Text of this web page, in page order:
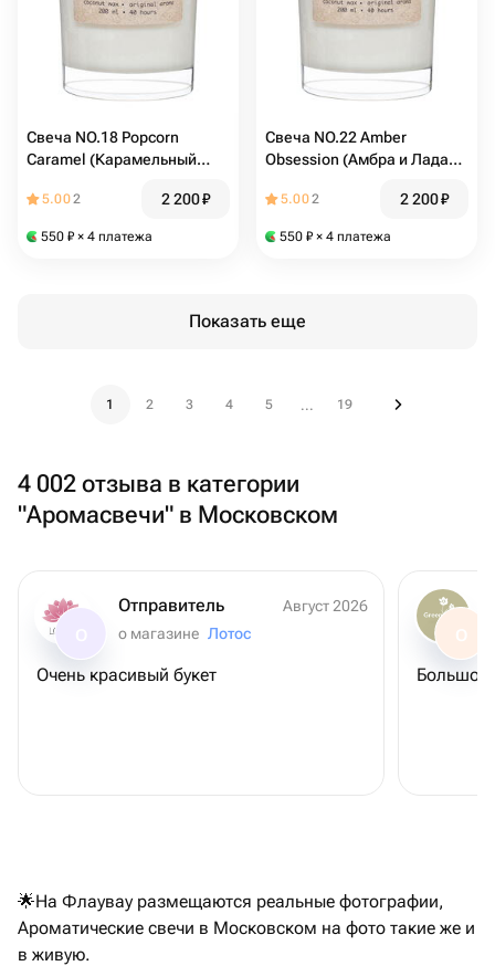
Свеча NO.18 Popcorn
Caramel (Карамельный
LAB ароматическая 200 мл
5.002 2 200₽
550 ₽ × 4 платежа
Свеча NO.22 Amber
Obsession (Амбра и Ладан)
ароматическая 200 мл
5.002 2 200₽
550 ₽ × 4 платежа
Показать еще
1 2 3 4 5 ... 19
4 002 отзыва в категории
"Аромасвечи" в Московском
Отправитель
Август 2026
о магазине Лотос
Очень красивый букет
О
Большое
🌟На Флаувау размещаются реальные фотографии,
Ароматические свечи в Московском на фото такие же и
в живую.